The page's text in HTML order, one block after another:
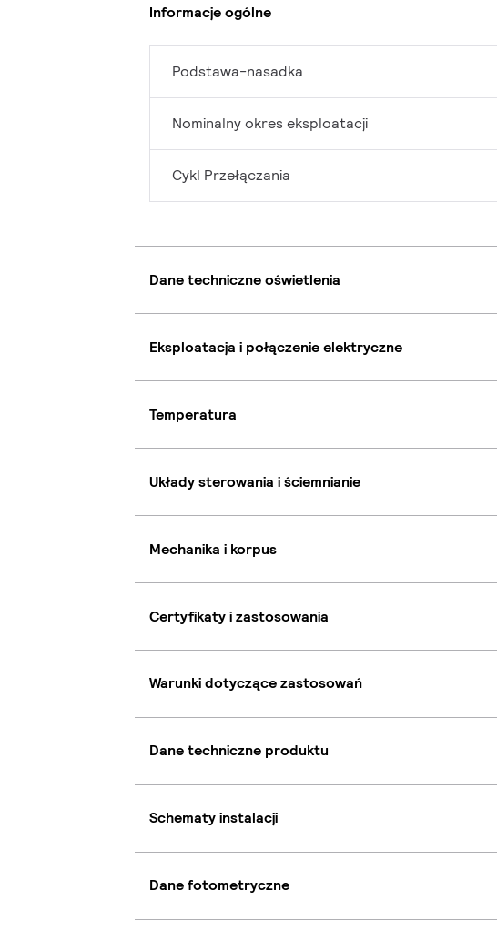
Informacje ogólne
Podstawa-nasadka
Nominalny okres eksploatacji
Cykl Przełączania
Dane techniczne oświetlenia
Eksploatacja i połączenie elektryczne
Temperatura
Układy sterowania i ściemnianie
Mechanika i korpus
Certyfikaty i zastosowania
Warunki dotyczące zastosowań
Dane techniczne produktu
Schematy instalacji
Dane fotometryczne